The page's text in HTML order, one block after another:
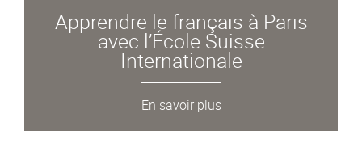
Apprendre le français à Paris
avec l’École Suisse
Internationale
En savoir plus